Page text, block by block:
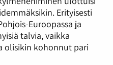
Erityisesti
Euroopassa ja
talvia, vaikka
olisikin kohonnut pari